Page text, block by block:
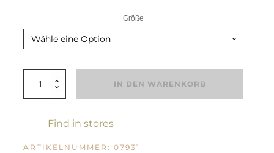
Größe
Hanfnuss
Zimt
IN DEN WARENKORB
Find in stores
ARTIKELNUMMER:07931